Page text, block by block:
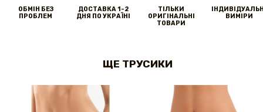
ОБМІН БЕЗ
ПРОБЛЕМ
ДОСТАВКА 1-2
ДНЯ ПО УКРАЇНІ
ТІЛЬКИ
ОРИГІНАЛЬНІ
ТОВАРИ
ВИМІРИ
ЩЕ ТРУСИКИ